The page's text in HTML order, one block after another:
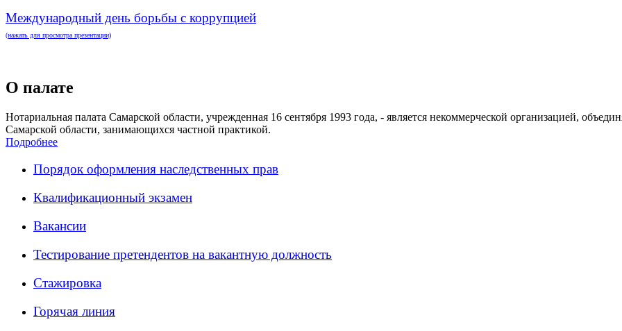
Международный день борьбы с коррупцией
(нажать для просмотра презентации)
О палате
Нотариальная палата Самарской области, учрежденная 16 сентября 1993 года, - является некоммерческой организацией,
Самарской области, занимающихся частной практикой.
Подробнее
Порядок оформления наследственных прав
Квалификационный экзамен
Вакансии
Тестирование претендентов на вакантную должность
Стажировка
Горячая линия